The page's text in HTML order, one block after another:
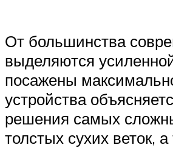
От большинства
выделяются
посажены
устройства
решения самых
толстых сухих веток,